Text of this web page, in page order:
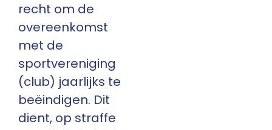
recht om de
overeenkomst
met de
sportvereniging
(club) jaarlijks te
beëindigen. Dit
dient, op straffe